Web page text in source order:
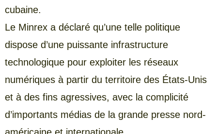
cubaine.
Le Minrex a déclaré qu’une telle politique
dispose d’une puissante infrastructure
technologique pour exploiter les réseaux
numériques à partir du territoire des États-Unis
et à des fins agressives, avec la complicité
d’importants médias de la grande presse nord-